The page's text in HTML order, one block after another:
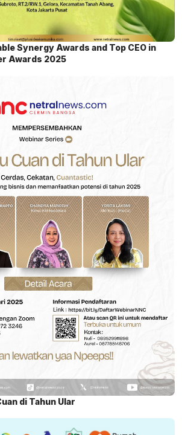
Synergy Awards and Top CEO in
Awards 2025
di Tahun Ular